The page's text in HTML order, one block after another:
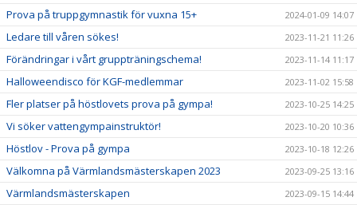
Prova på truppgymnastik för vuxna 15+ 2024-01-09 14:07
Ledare till våren sökes! 2023-11-21 11:26
Förändringar i vårt gruppträningschema! 2023-11-14 11:17
Halloweendisco för KGF-medlemmar 2023-11-02 15:58
Fler platser på höstlovets prova på gympa! 2023-10-25 14:25
Vi söker vattengympainstruktör! 2023-10-20 10:36
Höstlov - Prova på gympa 2023-10-18 12:26
Välkomna på Värmlandsmästerskapen 2023 2023-09-25 13:16
Värmlandsmästerskapen 2023-09-15 14:44